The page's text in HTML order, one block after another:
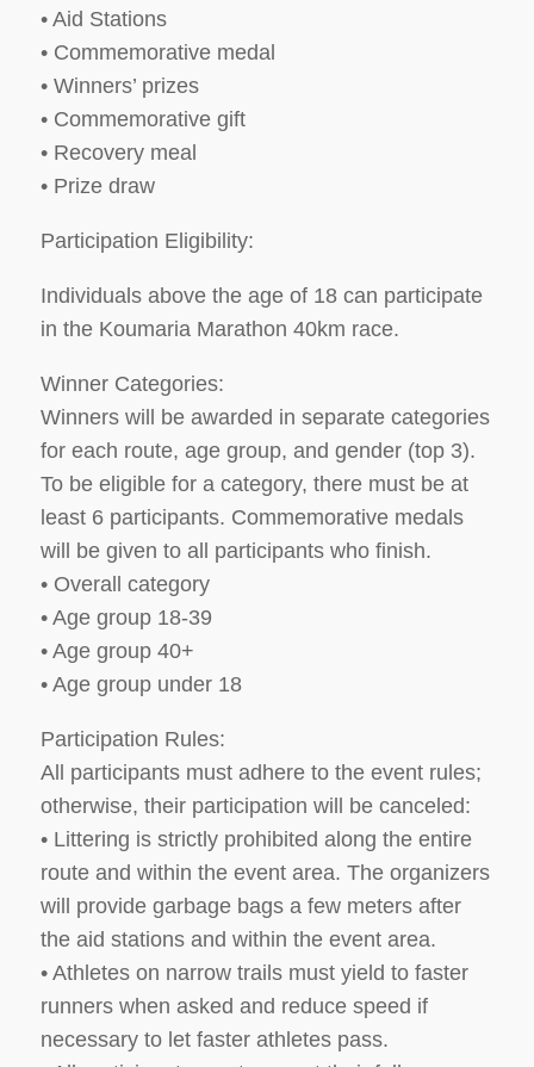
• Aid Stations
• Commemorative medal
• Winners’ prizes
• Commemorative gift
• Recovery meal
• Prize draw
Participation Eligibility:
Individuals above the age of 18 can participate
in the Koumaria Marathon 40km race.
Winner Categories:
Winners will be awarded in separate categories
for each route, age group, and gender (top 3).
To be eligible for a category, there must be at
least 6 participants. Commemorative medals
will be given to all participants who finish.
• Overall category
• Age group 18-39
• Age group 40+
• Age group under 18
Participation Rules:
All participants must adhere to the event rules;
otherwise, their participation will be canceled:
• Littering is strictly prohibited along the entire
route and within the event area. The organizers
will provide garbage bags a few meters after
the aid stations and within the event area.
• Athletes on narrow trails must yield to faster
runners when asked and reduce speed if
necessary to let faster athletes pass.